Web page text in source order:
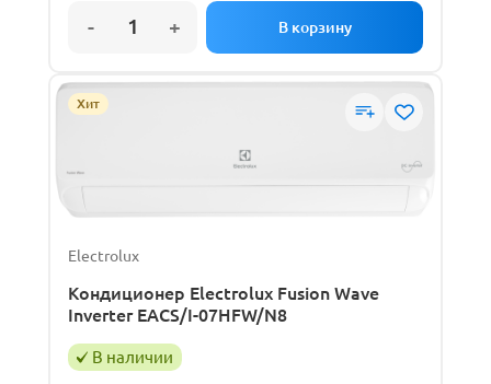
5.28
Мощность обогрева
Инвертор
цена
2
260 руб..
цена:
905 руб..
Хит
Electrolux
Кондиционер Electrolux Fusion Wave
Inverter EACS/I-07HFW/N8
В наличии